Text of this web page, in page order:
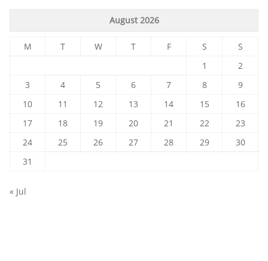
August 2026
M T W T F S
S
1
2
3
4 5 6 7 8
9
10
11 12 13 14 15
16
17
18 19 20 21 22
23
24
25 26 27 28 29
30
31
« Jul